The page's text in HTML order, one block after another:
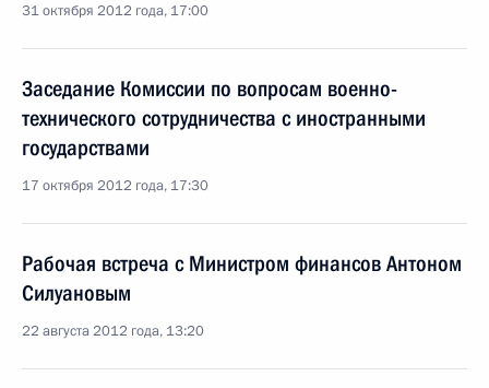
31 октября 2012 года, 17:00
Заседание Комиссии по вопросам военно-
технического сотрудничества с иностранными
государствами
17 октября 2012 года, 17:30
Рабочая встреча с Министром финансов Антоном
Силуановым
22 августа 2012 года, 13:20